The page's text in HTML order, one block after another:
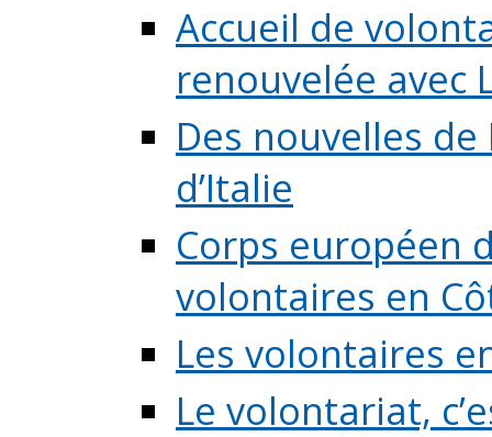
Accueil de
renouvelée avec
Des nouvelles
d’Italie
Corps européen
volontaires en
Les volontaires
Le volontariat,